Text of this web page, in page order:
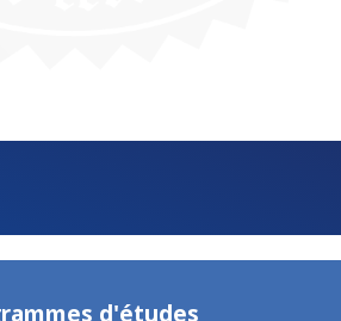
d'études